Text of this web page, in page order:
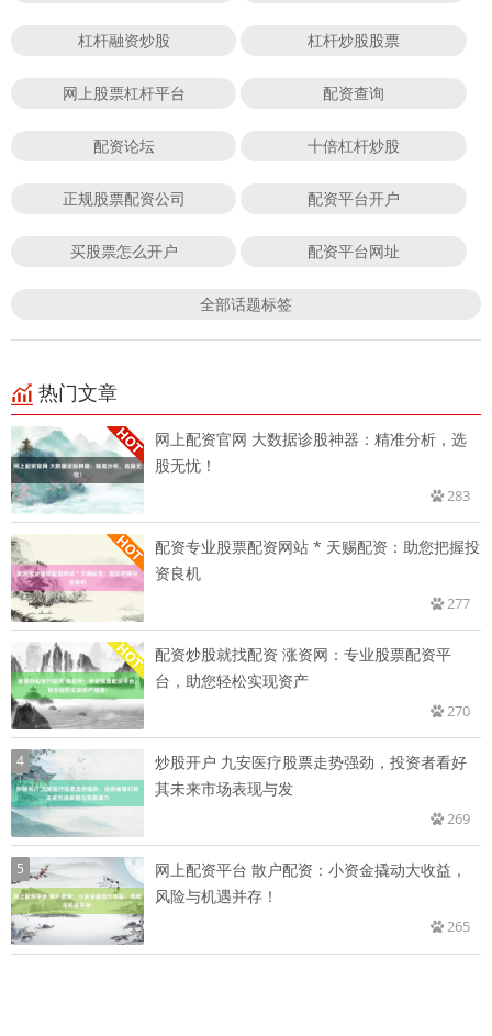
杠杆融资炒股 杠杆炒股股票
网上股票杠杆平台 配资查询
配资论坛 十倍杠杆炒股
正规股票配资公司 配资平台开户
买股票怎么开户 配资平台网址
全部话题标签
热门文章
网上配资官网 大数据诊股神器：精准分析，选
股无忧！
283
配资专业股票配资网站 * 天赐配资：助您把握投
资良机
277
配资炒股就找配资 涨资网：专业股票配资平
台，助您轻松实现资产
270
4
炒股开户 九安医疗股票走势强劲，投资者看好
其未来市场表现与发
269
5
网上配资平台 散户配资：小资金撬动大收益，
风险与机遇并存！
265